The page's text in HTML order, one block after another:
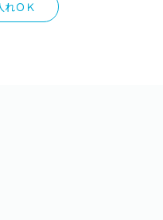
れＯＫ